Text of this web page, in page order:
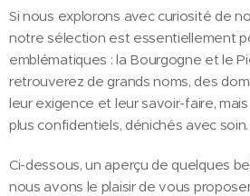
Si nous explorons avec curiosité de
notre sélection est essentiellement
emblématiques : la Bourgogne et le
retrouverez de grands noms, des
leur exigence et leur savoir-faire,
plus confidentiels, dénichés avec soin.
Ci-dessous, un aperçu de quelques
nous avons le plaisir de vous